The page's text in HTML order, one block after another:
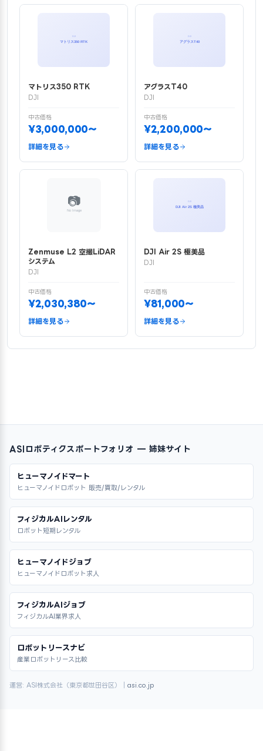
マトリス350 RTK
DJI
中古価格
¥3,000,000〜
詳細を見る
アグラスT40
DJI
中古価格
¥2,200,000〜
詳細を見る
Zenmuse L2 空撮LiDAR
システム
DJI
中古価格
¥2,030,380〜
詳細を見る
DJI Air 2S 極美品
DJI
中古価格
¥81,000〜
詳細を見る
ASIロボティクスポートフォリオ — 姉妹サイト
ヒューマノイドマート
ヒューマノイドロボット 販売/買取/レンタル
フィジカルAIレンタル
ロボット短期レンタル
ヒューマノイドジョブ
ヒューマノイドロボット求人
フィジカルAIジョブ
フィジカルAI業界求人
ロボットリースナビ
産業ロボットリース比較
運営: ASI株式会社（東京都世田谷区）｜ asi.co.jp